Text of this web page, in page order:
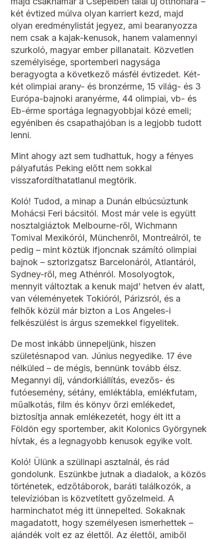
két évtized múlva olyan karriert kezd, majd
olyan eredménylistát jegyez, ami bearanyozza
nem csak a kajak-kenusok, hanem valamennyi
szurkoló, magyar ember pillanatait. Közvetlen
személyisége, sportemberi nagysága
beragyogta a következő másfél évtizedet. Két-
két olimpiai arany- és bronzérme, 15 világ- és 3
Európa-bajnoki aranyérme, 44 olimpiai, vb- és
Eb-érme sportága legnagyobbjai közé emeli;
egyéniben és csapathajóban is a legjobb tudott
lenni.
Mint ahogy azt sem tudhattuk, hogy a fényes
pályafutás Peking előtt nem sokkal
visszafordíthatatlanul megtörik.
Koló! Tudod, a minap a Dunán elbúcsúztunk
Mohácsi Feri bácsitól. Most már vele is együtt
nosztalgiáztok Melbourne-ről, Wichmann
Tomival Mexikóról, Münchenről, Montreálról, te
pedig – mint köztük ifjoncnak számító olimpiai
bajnok – sztorizgatsz Barcelonáról, Atlantáról,
Sydney-ről, meg Athénról. Mosolyogtok,
mennyit változtak a kenuk majd’ hetven év alatt,
van véleményetek Tokióról, Párizsról, és a
felhők közül már bizton a Los Angeles-i
felkészülést is árgus szemekkel figyelitek.
De most inkább ünnepeljünk, hiszen
születésnapod van. Június negyedike. 17 éve
nélküled – de mégis, bennünk tovább élsz.
Megannyi díj, vándorkiállítás, evezős- és
futóesemény, sétány, emléktábla, emlékfutam,
műalkotás, film és könyv őrzi emlékedet,
biztosítja annak emlékezetét, hogy élt itt a
Földön egy sportember, akit Kolonics Györgynek
hívtak, és a legnagyobb kenusok egyike volt.
Koló! Ülünk a szülinapi asztalnál, és rád
gondolunk. Eszünkbe jutnak a diadalok, a közös
történetek, edzőtáborok, baráti találkozók, a
televízióban is közvetített győzelmeid. A
harminchatot még itt ünnepelted. Sokaknak
magadatott, hogy személyesen ismerhettek –
ajándék volt ez az élettől. Az élettől, amiből